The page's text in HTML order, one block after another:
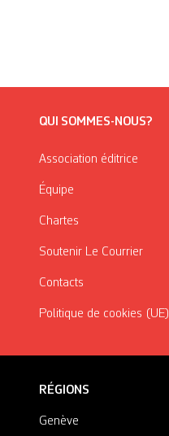
QUI SOMMES-NOUS?
Association éditrice
Équipe
Chartes
Soutenir Le Courrier
Contacts
Politique de cookies (UE)
RÉGIONS
Genève